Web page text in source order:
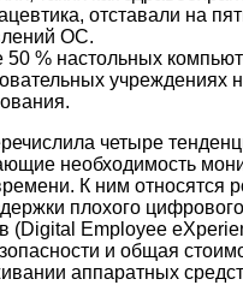
отставали на
ОС.
50 % настольных
учреждениях
четыре
необходимость
К ним относятся
плохого
(Digital Employee
и общая
аппаратных